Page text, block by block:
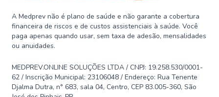
A Medprev não é plano de saúde e não garante a cobertura
financeira de riscos e de custos assistenciais à saúde. Você
paga apenas quando usar, sem taxa de adesão, mensalidades
ou anuidades.
MEDPREV.ONLINE SOLUÇÕES LTDA / CNPJ: 19.258.530/0001-
62 / Inscrição Municipal: 23106048 / Endereço: Rua Tenente
Djalma Dutra, n° 683, sala 04, Centro, CEP 83.005-360, São